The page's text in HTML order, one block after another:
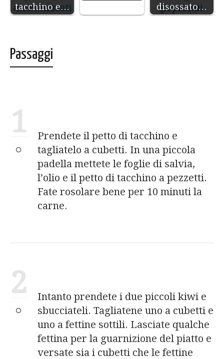
tacchino e…
disossato…
Passaggi
1
Prendete il petto di tacchino e
tagliatelo a cubetti. In una piccola
padella mettete le foglie di salvia,
l’olio e il petto di tacchino a pezzetti.
Fate rosolare bene per 10 minuti la
carne.
2
Intanto prendete i due piccoli kiwi e
sbucciateli. Tagliatene uno a cubetti e
uno a fettine sottili. Lasciate qualche
fettina per la guarnizione del piatto e
versate sia i cubetti che le fettine